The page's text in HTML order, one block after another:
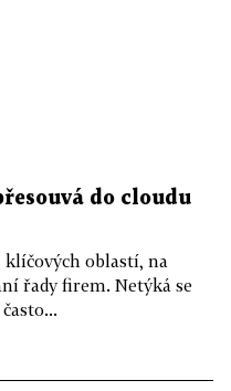
do cloudu
klíčových oblastí, na
řady firem. Netýká se